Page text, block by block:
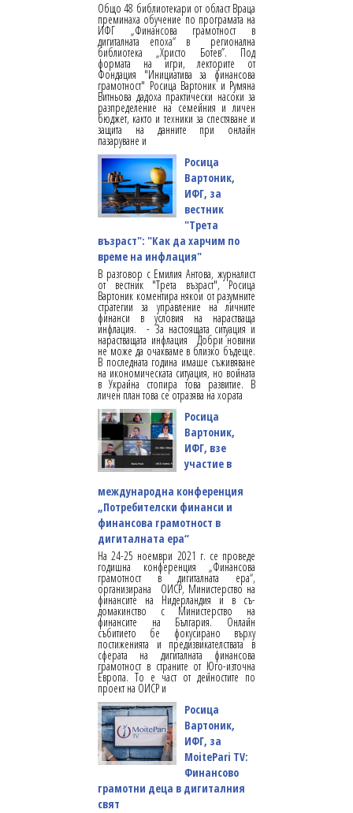
Общо 48 библиотекари от област Враца
преминаха обучение по програмата на
ИФГ „Финансова грамотност в
дигиталната епоха“ в регионална
библиотека „Христо Ботев”. Под
формата на игри, лекторите от
Фондация "Инициатива за финансова
грамотност" Росица Вартоник и Румяна
Витньова дадоха практически насоки за
разпределение на семейния и личен
бюджет, както и техники за спестяване и
защита на данните при онлайн
пазаруване и
Росица
Вартоник,
ИФГ, за
вестник
"Трета
възраст": "Как да харчим по
време на инфлация"
В разговор с Емилия Антова, журналист
от вестник "Трета възраст", Росица
Вартоник коментира някои от разумните
стратегии за управление на личните
финанси в условия на нарастваща
инфлация. - За настоящата ситуация и
нарастващата инфлация Добри новини
не може да очакваме в близко бъдеще.
В последната година имаше съживяване
на икономическата ситуация, но войната
в Украйна стопира това развитие. В
личен план това се отразява на хората
Росица
Вартоник,
ИФГ, взе
участие в
международна конференция
„Потребителски финанси и
финансова грамотност в
дигиталната ера“
На 24-25 ноември 2021 г. се проведе
годишна конференция „Финансова
грамотност в дигиталната ера“,
организирана ОИСР, Министерство на
финансите на Нидерландия и в съ-
домакинство с Министерство на
финансите на България. Онлайн
събитието бе фокусирано върху
постиженията и предизвикателствата в
сферата на дигиталната финансова
грамотност в страните от Юго-източна
Европа. То е част от дейностите по
проект на ОИСР и
Росица
Вартоник,
ИФГ, за
MoitePari TV:
Финансово
грамотни деца в дигиталния
свят